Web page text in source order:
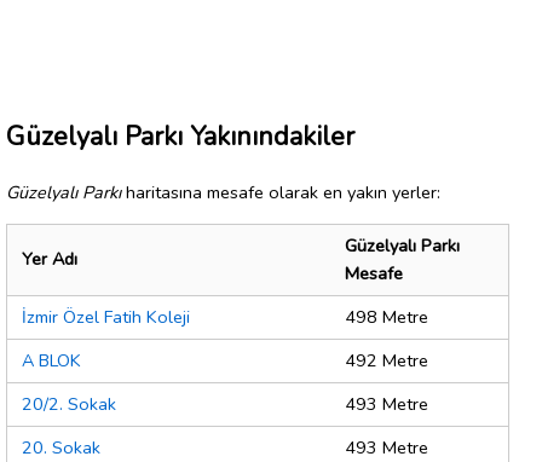
Güzelyalı Parkı Yakınındakiler
Güzelyalı Parkıharitasına mesafe olarak en yakın yerler:
Yer Adı
Güzelyalı Parkı
Mesafe
İzmir Özel Fatih Koleji
498 Metre
A BLOK
492 Metre
20/2. Sokak
493 Metre
20. Sokak
493 Metre